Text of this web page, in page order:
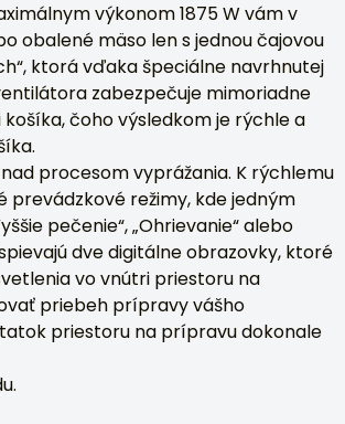
výkonom 1875 W vám v
obalené mäso len s jednou čajovou
ktorá vďaka špeciálne navrhnutej
zabezpečuje mimoriadne
čoho výsledkom je rýchle a
procesom vyprážania. K rýchlemu
režimy, kde jedným
pečenie“, „Ohrievanie“ alebo
dve digitálne obrazovky, ktoré
vo vnútri priestoru na
priebeh prípravy vášho
priestoru na prípravu dokonale